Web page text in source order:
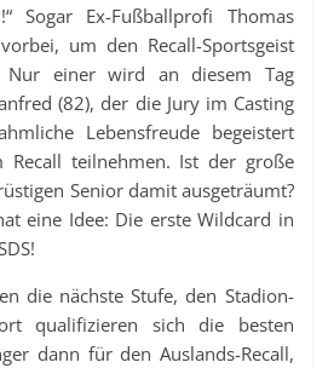
Sogar Ex-Fußballprofi Thomas
um den Recall-Sportsgeist
einer wird an diesem Tag
(82), der die Jury im Casting
Lebensfreude begeistert
Recall teilnehmen. Ist der große
Senior damit ausgeträumt?
eine Idee: Die erste Wildcard in
die nächste Stufe, den Stadion-
qualifizieren sich die besten
dann für den Auslands-Recall,